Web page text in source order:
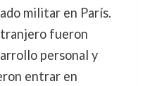
militar en París.
fueron
personal y
entrar en